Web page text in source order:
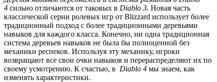
4 сильно отличаются от таковых в Diablo 3. Новая часть
классической серии ролевых игр от Blizzard использует более
традиционный подход с более традиционными деревьями
навыков для каждого класса. Конечно, ни одна традиционная
система деревьев навыков не была бы полноценной без
механики респеков. Используя эту механику, игроки
возвращают все свои очки навыков и перераспределяют их по
своему усмотрению. К счастью, в Diablo 4 мы знаем, как
изменять характеристики.